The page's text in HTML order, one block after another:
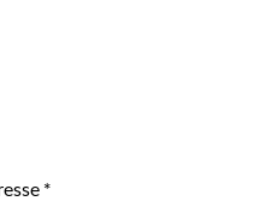
*Erforderlich